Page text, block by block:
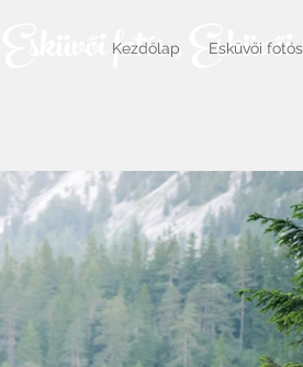
Kezdőlap Esküvői fotós
Esküvői fotós , Esküvői